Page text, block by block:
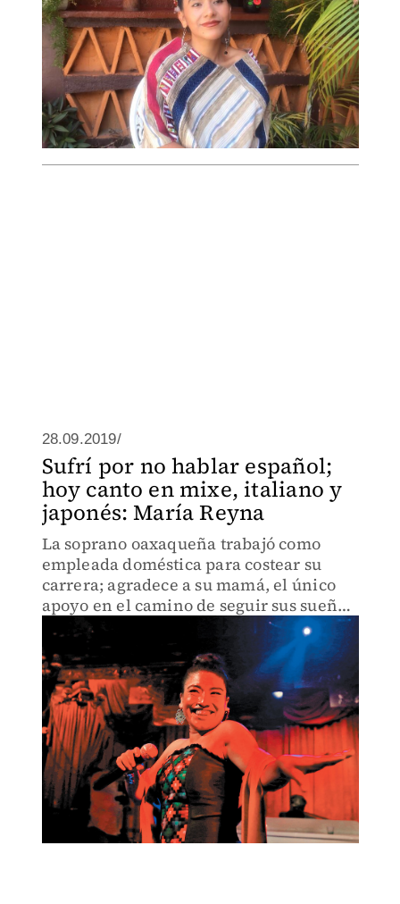
28.09.2019/
Sufrí por no hablar español;
hoy canto en mixe, italiano y
japonés: María Reyna
La soprano oaxaqueña trabajó como
empleada doméstica para costear su
carrera; agradece a su mamá, el único
apoyo en el camino de seguir sus sueños,
y anhela presentarse en Bellas Artes.